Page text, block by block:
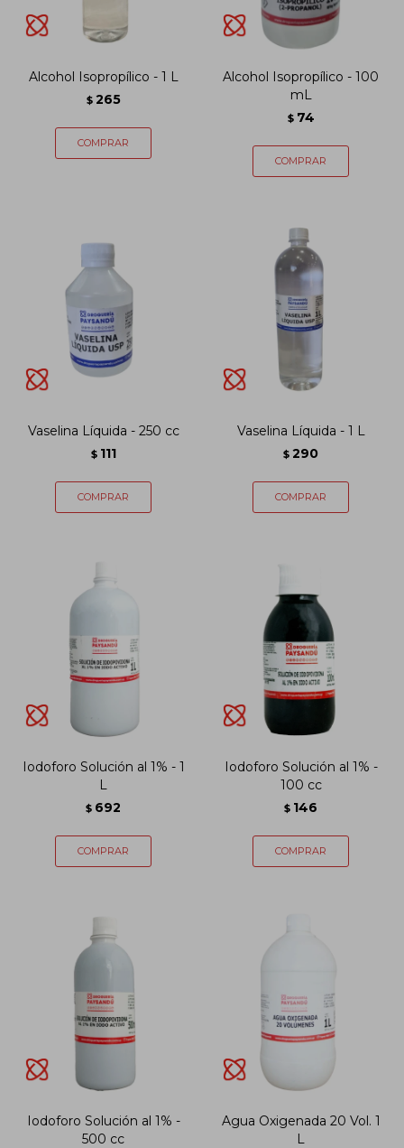
Alcohol Isopropílico - 1 L
$ 265
Alcohol Isopropílico - 100
mL
$ 74
Vaselina Líquida - 250 cc
$ 111
Vaselina Líquida - 1 L
$ 290
Iodoforo Solución al 1% - 1
L
$ 692
Iodoforo Solución al 1% -
100 cc
$ 146
Iodoforo Solución al 1% -
500 cc
Agua Oxigenada 20 Vol. 1
L